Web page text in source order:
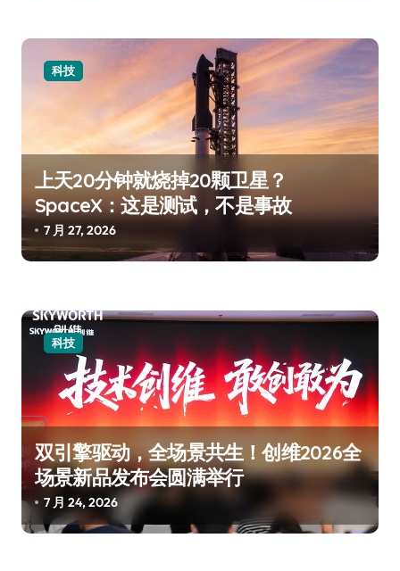
科技
上天20分钟就烧掉20颗卫星？
SpaceX：这是测试，不是事故
7 月 27, 2026
科技
双引擎驱动，全场景共生！创维2026全
场景新品发布会圆满举行
7 月 24, 2026